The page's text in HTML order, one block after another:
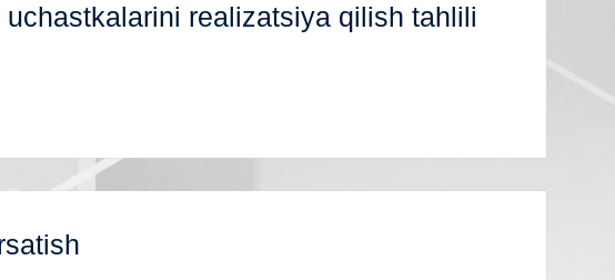
realizatsiya qilish tahlili